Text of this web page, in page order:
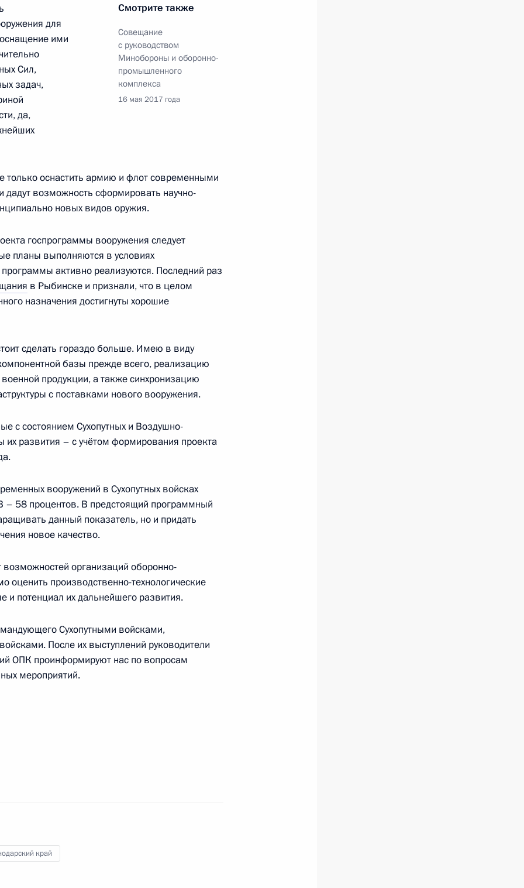
Безопасности
Безопасности
госимущества
стратегическое значение
Безопасности
Безопасности
Николаем
Безопасности
Смотрите также
Совещание
с руководством
Минобороны и оборонно-
промышленного
комплекса
16 мая 2017 года
для
ими
Сил,
задач,
да,
только оснастить армию и флот современными
возможность сформировать научно-
новых видов оружия.
госпрограммы вооружения следует
планы выполняются в условиях
активно реализуются. Последний раз
в Рыбинске и признали, что в целом
назначения достигнуты хорошие
сделать гораздо больше. Имею в виду
базы прежде всего, реализацию
продукции, а также синхронизацию
с поставками нового вооружения.
с состоянием Сухопутных и Воздушно-
их развития – с учётом формирования проекта
вооружений в Сухопутных войсках
– 58 процентов. В предстоящий программный
данный показатель, но и придать
новое качество.
организаций оборонно-
производственно-технологические
потенциал их дальнейшего развития.
Сухопутными войсками,
После их выступлений руководители
ОПК проинформируют нас по вопросам
мероприятий.
край